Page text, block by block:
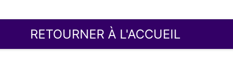
RETOURNER À L'ACCUEIL